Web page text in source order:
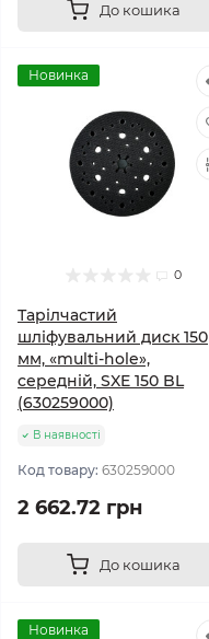
До кошика
Новинка
0
Тарілчастий
шліфувальний диск 150
мм, «multi-hole»,
середній, SXE 150 BL
(630259000)
В наявності
Код товару: 630259000
2 662.72 грн
До кошика
Новинка